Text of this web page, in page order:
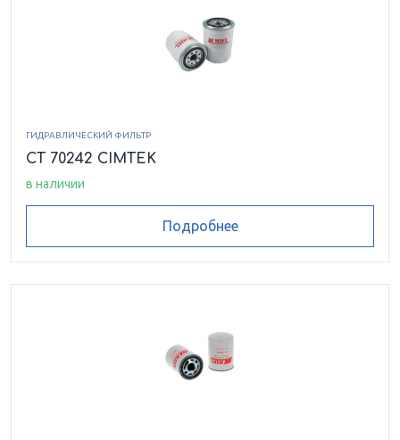
ГИДРАВЛИЧЕСКИЙ ФИЛЬТР
CT 70242 CIMTEK
в наличии
Подробнее